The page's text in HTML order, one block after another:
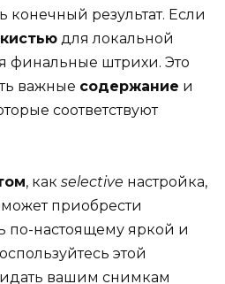
конечный результат. Если
кистью для локальной
финальные штрихи. Это
важные содержание и
соответствуют
, как selective настройка,
приобрести
по-настоящему яркой и
этой
вашим снимкам